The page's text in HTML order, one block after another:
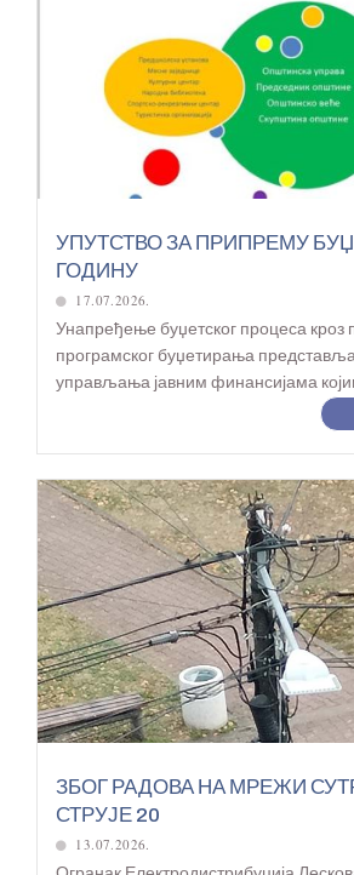
УПУТСТВО ЗА ПРИПРЕМУ
ГОДИНУ
17.07.2026.
Унапређење буџетског процеса кроз
програмског буџетирања
управљања јавним финансијама
ЗБОГ РАДОВА НА МРЕЖИ
СТРУЈЕ 20
13.07.2026.